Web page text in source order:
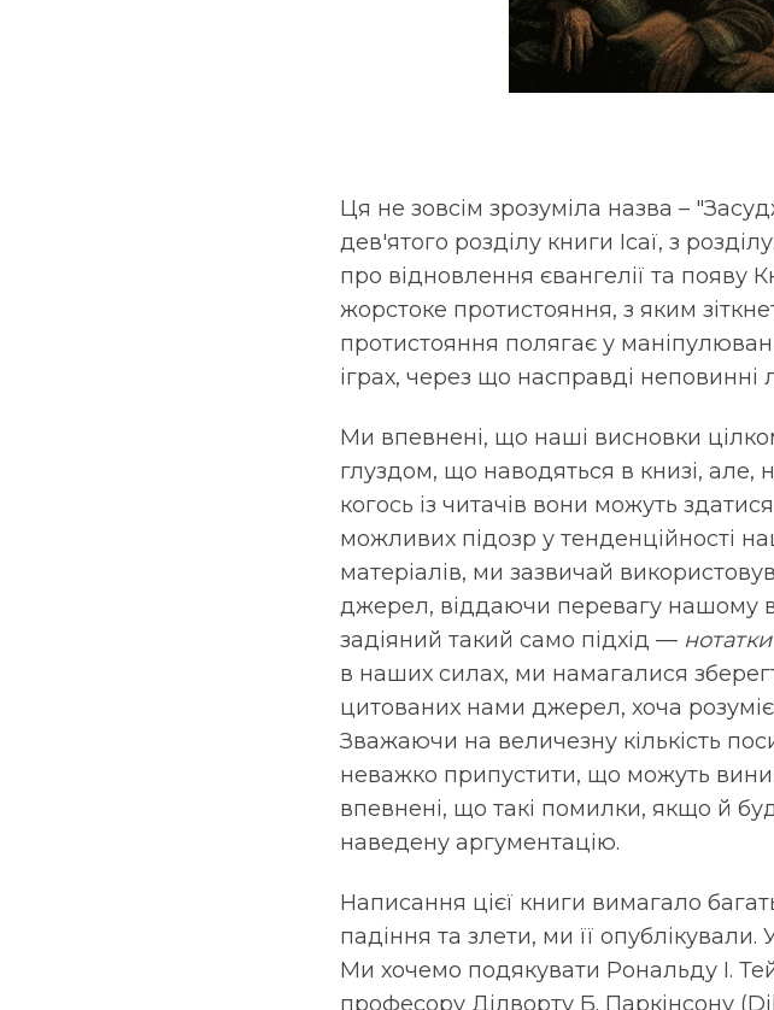
Ця не зовсім зрозуміла назва –
дев'ятого розділу книги Ісаї, з
про відновлення євангелії та
жорстоке протистояння, з яким
протистояння полягає у
іграх, через що насправді
Ми впевнені, що наші висновки
глуздом, що наводяться в книзі,
когось із читачів вони можуть
можливих підозр у тенденційності
матеріалів, ми зазвичай
джерел, віддаючи перевагу нашому
задіяний такий само підхід —
в наших силах, ми намагалися
цитованих нами джерел, хоча
Зважаючи на величезну кількість
неважко припустити, що можуть
впевнені, що такі помилки, якщо й
наведену аргументацію.
Написання цієї книги вимагало
падіння та злети, ми її
Ми хочемо подякувати Рональду І.
професору Ділворту Б. Паркінсону